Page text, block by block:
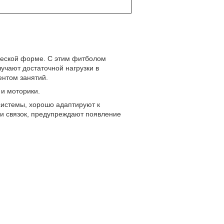
форме. С этим фитболом
достаточной нагрузки в
занятий.
моторики.
хорошо адаптируют к
связок, предупреждают появление